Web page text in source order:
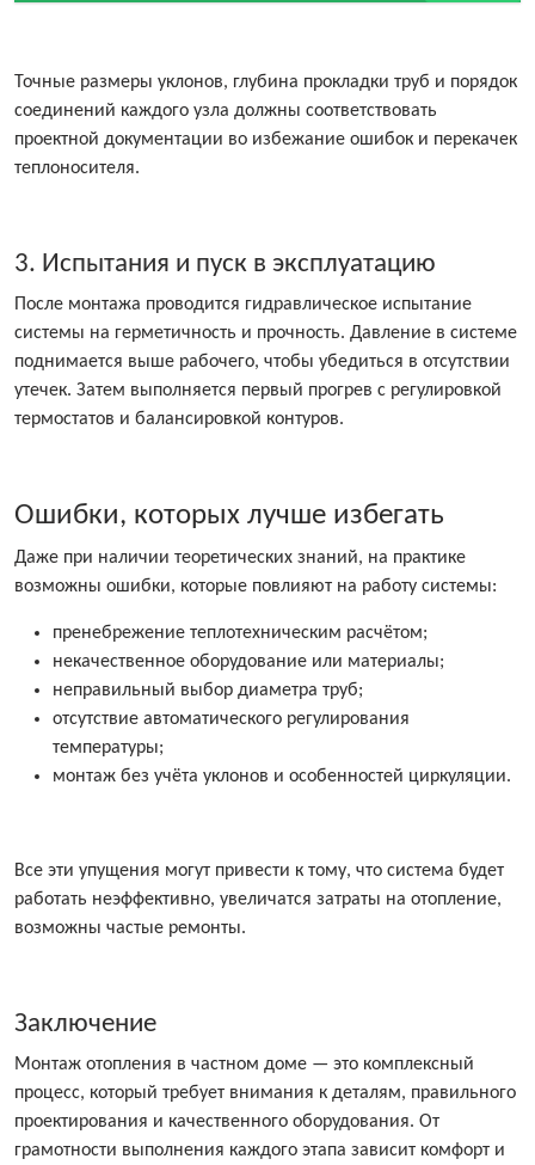
Точные размеры уклонов, глубина прокладки труб и порядок
соединений каждого узла должны соответствовать
проектной документации во избежание ошибок и перекачек
теплоносителя.
3. Испытания и пуск в эксплуатацию
После монтажа проводится гидравлическое испытание
системы на герметичность и прочность. Давление в системе
поднимается выше рабочего, чтобы убедиться в отсутствии
утечек. Затем выполняется первый прогрев с регулировкой
термостатов и балансировкой контуров.
Ошибки, которых лучше избегать
Даже при наличии теоретических знаний, на практике
возможны ошибки, которые повлияют на работу системы:
пренебрежение теплотехническим расчётом;
некачественное оборудование или материалы;
неправильный выбор диаметра труб;
отсутствие автоматического регулирования
температуры;
монтаж без учёта уклонов и особенностей циркуляции.
Все эти упущения могут привести к тому, что система будет
работать неэффективно, увеличатся затраты на отопление,
возможны частые ремонты.
Заключение
Монтаж отопления в частном доме — это комплексный
процесс, который требует внимания к деталям, правильного
проектирования и качественного оборудования. От
грамотности выполнения каждого этапа зависит комфорт и